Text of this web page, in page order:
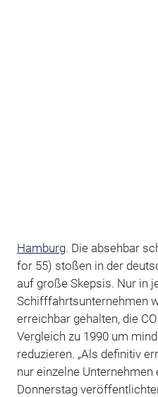
Hamburg. Die absehbar
for 55) stoßen in der
auf große Skepsis. Nur in
Schifffahrtsunternehmen
erreichbar gehalten, die
Vergleich zu 1990 um
reduzieren. „Als definitiv
nur einzelne Unternehmen
Donnerstag